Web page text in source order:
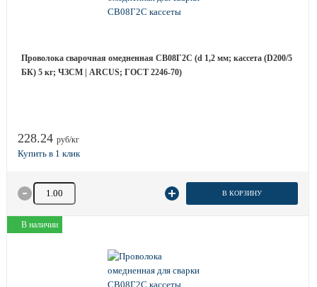
Проволока сварочная омедненная СВ08Г2С (d 1,2 мм; кассета (D200/5
БК) 5 кг; ЧЗСМ | ARCUS; ГОСТ 2246-70)
228.24 руб/кг
Количество товара В КОРЗИНУ
В наличии